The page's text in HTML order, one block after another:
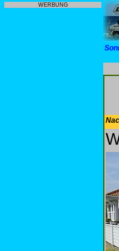
WERBUNG